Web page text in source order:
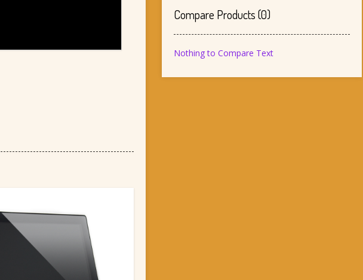
Compare Products(0)
Nothing to Compare Text